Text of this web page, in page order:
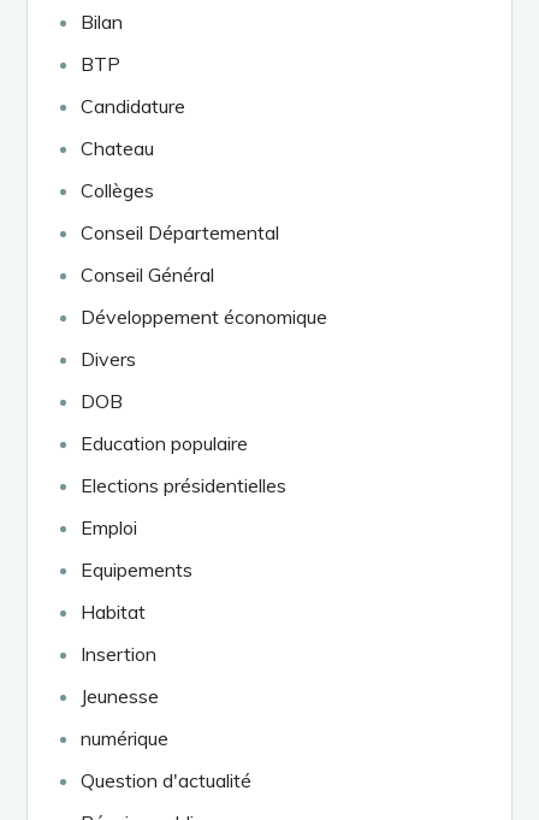
Bilan
BTP
Candidature
Chateau
Collèges
Conseil Départemental
Conseil Général
Développement économique
Divers
DOB
Education populaire
Elections présidentielles
Emploi
Equipements
Habitat
Insertion
Jeunesse
numérique
Question d'actualité